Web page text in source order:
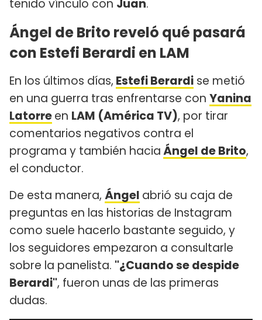
tenido vínculo con Juan.
Ángel de Brito reveló qué pasará
con Estefi Berardi en LAM
En los últimos días, Estefi Berardi se metió
en una guerra tras enfrentarse con Yanina
Latorreen LAM (América TV), por tirar
comentarios negativos contra el
programa y también haciaÁngel de Brito,
el conductor.
De esta manera, Ángel abrió su caja de
preguntas en las historias de Instagram
como suele hacerlo bastante seguido, y
los seguidores empezaron a consultarle
sobre la panelista. "¿Cuando se despide
Berardi", fueron unas de las primeras
dudas.